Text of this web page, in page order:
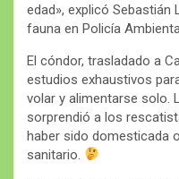
edad», explicó Sebastián
fauna en Policía
El cóndor, trasladado a
estudios exhaustivos
volar y alimentarse solo.
sorprendió a los
haber sido domesticada
sanitario.